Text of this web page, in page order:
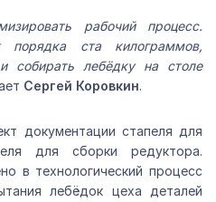
рабочий процесс.
порядка ста килограммов,
собирать лебёдку на столе
Сергей Коровкин.
документации стапеля для
для сборки редуктора.
в технологический процесс
лебёдок цеха деталей